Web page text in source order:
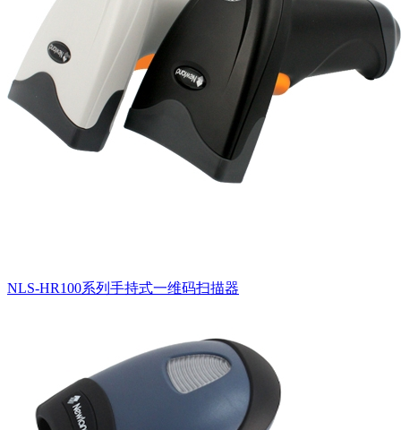
NLS-HR100系列手持式一维码扫描器